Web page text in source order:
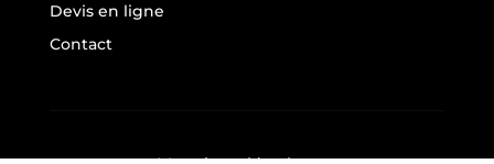
Devis en ligne
Contact